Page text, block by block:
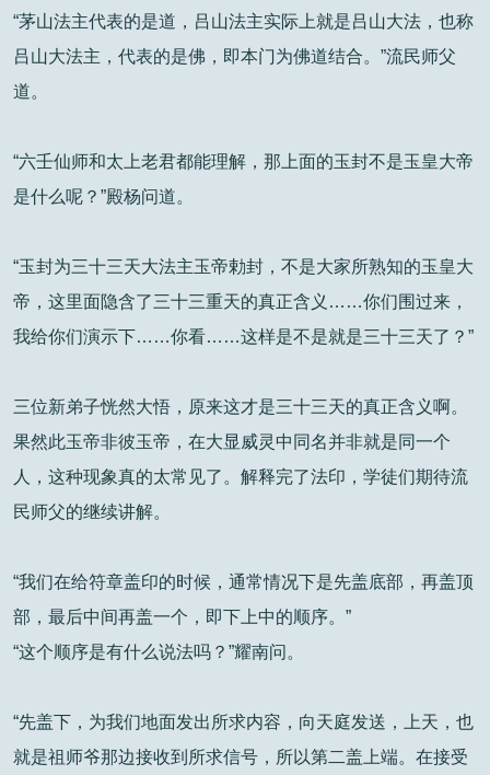
“茅山法主代表的是道，吕山法主实际上就是吕山大法，也称
吕山大法主，代表的是佛，即本门为佛道结合。”流民师父
道。
“六壬仙师和太上老君都能理解，那上面的玉封不是玉皇大帝
是什么呢？”殿杨问道。
“玉封为三十三天大法主玉帝勅封，不是大家所熟知的玉皇大
帝，这里面隐含了三十三重天的真正含义……你们围过来，
我给你们演示下……你看……这样是不是就是三十三天了？”
三位新弟子恍然大悟，原来这才是三十三天的真正含义啊。
果然此玉帝非彼玉帝，在大显威灵中同名并非就是同一个
人，这种现象真的太常见了。解释完了法印，学徒们期待流
民师父的继续讲解。
“我们在给符章盖印的时候，通常情况下是先盖底部，再盖顶
部，最后中间再盖一个，即下上中的顺序。”
“这个顺序是有什么说法吗？”耀南问。
“先盖下，为我们地面发出所求内容，向天庭发送，上天，也
就是祖师爷那边接收到所求信号，所以第二盖上端。在接受